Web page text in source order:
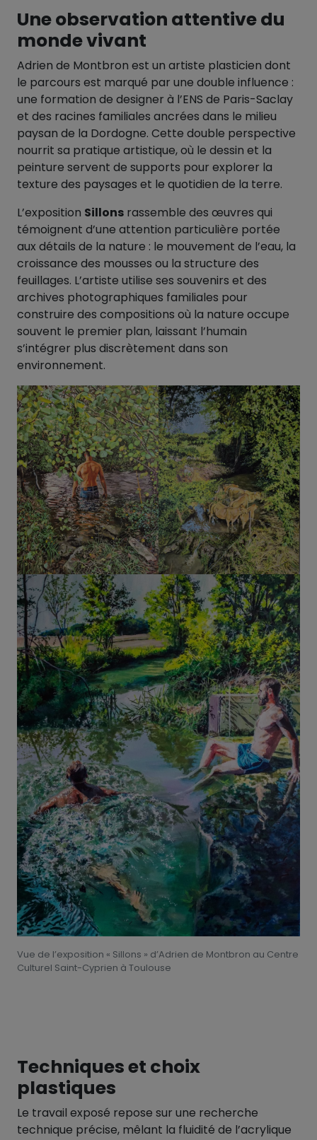
Une observation attentive du
monde vivant
Adrien de Montbron est un artiste plasticien dont
le parcours est marqué par une double influence :
une formation de designer à l’ENS de Paris-Saclay
et des racines familiales ancrées dans le milieu
paysan de la Dordogne. Cette double perspective
nourrit sa pratique artistique, où le dessin et la
peinture servent de supports pour explorer la
texture des paysages et le quotidien de la terre.
L’exposition Sillons rassemble des œuvres qui
témoignent d’une attention particulière portée
aux détails de la nature : le mouvement de l’eau, la
croissance des mousses ou la structure des
feuillages. L’artiste utilise ses souvenirs et des
archives photographiques familiales pour
construire des compositions où la nature occupe
souvent le premier plan, laissant l’humain
s’intégrer plus discrètement dans son
environnement.
Vue de l’exposition « Sillons » d’Adrien de Montbron au Centre
Culturel Saint-Cyprien à Toulouse
Techniques et choix
plastiques
Le travail exposé repose sur une recherche
technique précise, mêlant la fluidité de l’acrylique